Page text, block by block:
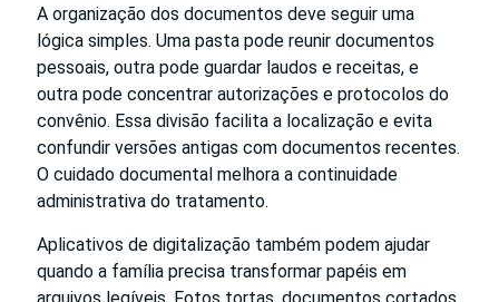
A organização dos documentos deve seguir uma
lógica simples. Uma pasta pode reunir documentos
pessoais, outra pode guardar laudos e receitas, e
outra pode concentrar autorizações e protocolos do
convênio. Essa divisão facilita a localização e evita
confundir versões antigas com documentos recentes.
O cuidado documental melhora a continuidade
administrativa do tratamento.
Aplicativos de digitalização também podem ajudar
quando a família precisa transformar papéis em
arquivos legíveis. Fotos tortas, documentos cortados